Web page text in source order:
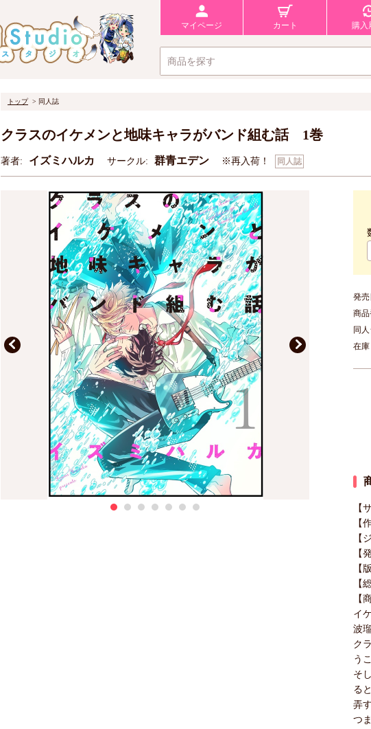
マイページ カート 購入
トップ 同人誌
クラスのイケメンと地味キャラがバンド組む話 1巻
著者: イズミハルカ サークル: 群青エデン ※再入荷！ 同人誌
発売
商品
同
在庫
【
【
【
【
【
【
【
イ
波瑠
ク
う
そ
る
弄
つ